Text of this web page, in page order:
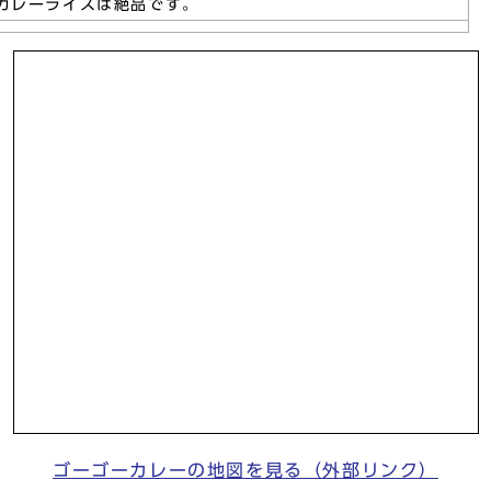
レーライスは絶品です。
ゴーゴーカレーの地図を見る（外部リンク）